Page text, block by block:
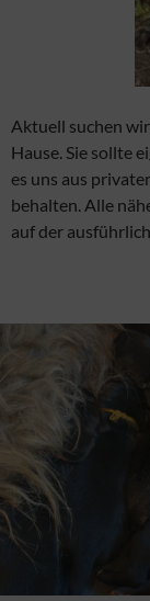
Aktuell suchen
Hause. Sie sollte
es uns aus
behalten. Alle
auf der